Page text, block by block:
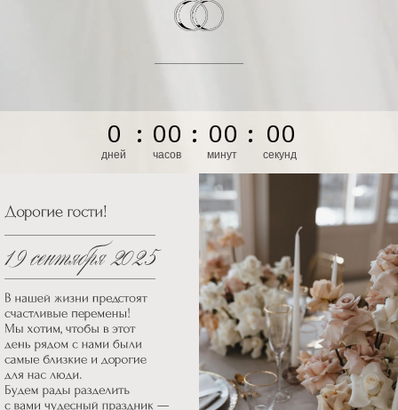
0
дней
: 00
часов
: 00
минут
: 00
секунд